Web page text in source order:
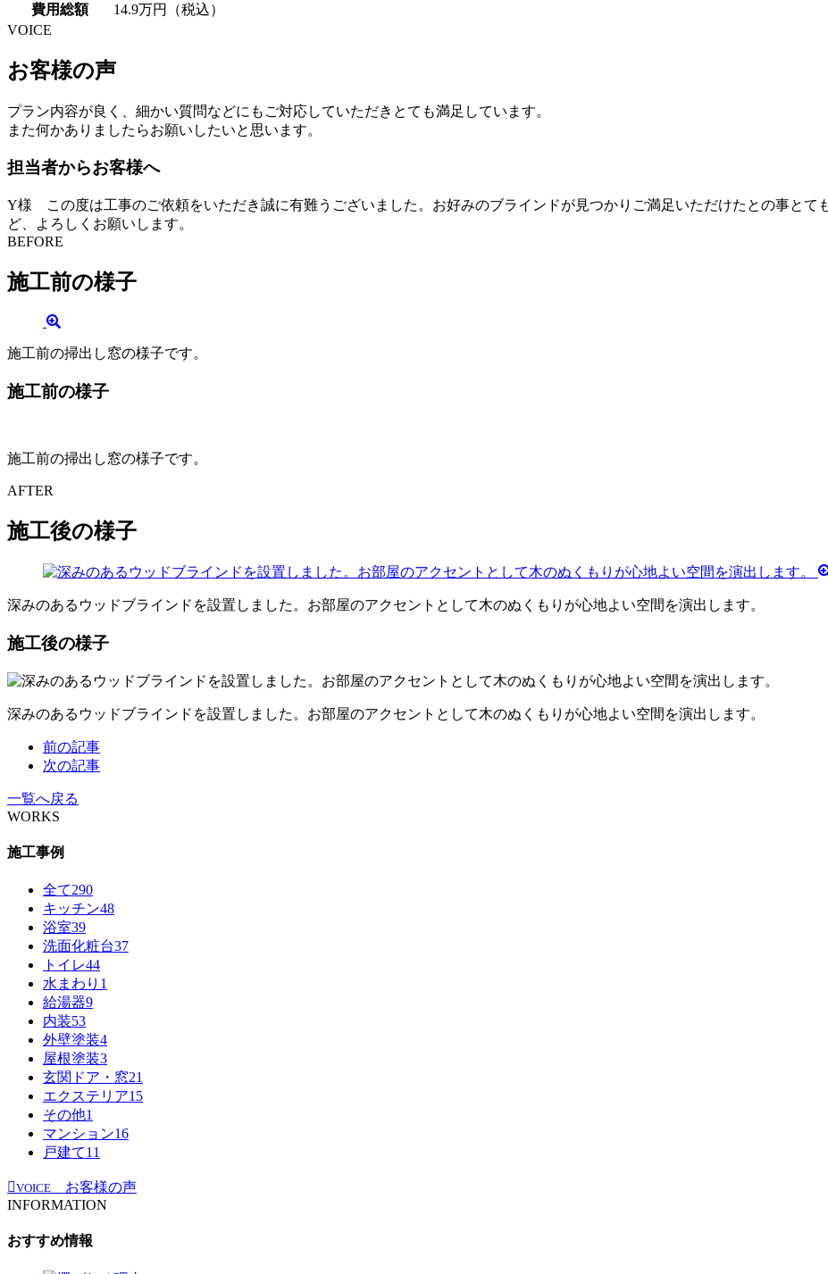
費用総額
14.9万円（税込）
VOICE
お客様の声
プラン内容が良く、細かい質問などにもご対応していただきとても満足しています。
また何かありましたらお願いしたいと思います。
担当者からお客様へ
Y様 この度は工事のご依頼をいただき誠に有難うございました。お好みのブラインドが見つかりご満足いただけたとの事とて
ど、よろしくお願いします。
BEFORE
施工前の様子
施工前の掃出し窓の様子です。
施工前の様子
施工前の掃出し窓の様子です。
AFTER
施工後の様子
深みのあるウッドブラインドを設置しました。お部屋のアクセントとして木のぬくもりが心地よい空間を演出します。
施工後の様子
深みのあるウッドブラインドを設置しました。お部屋のアクセントとして木のぬくもりが心地よい空間を演出します。
前の記事
次の記事
一覧へ戻る
WORKS
施工事例
全て290
キッチン48
浴室39
洗面化粧台37
トイレ44
水まわり 1
給湯器9
内装53
外壁塗装4
屋根塗装3
玄関ドア・窓21
エクステリア15
その他1
マンション16
戸建て11
VOICE
お客様の声
INFORMATION
おすすめ情報